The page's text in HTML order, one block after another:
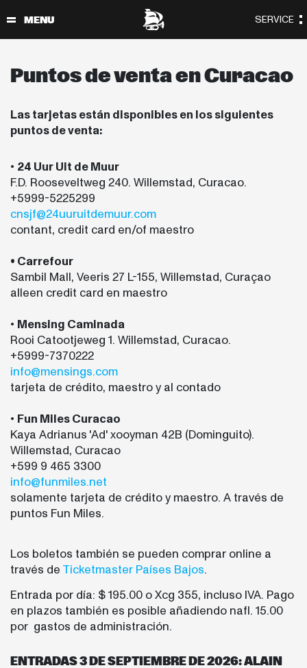
Puntos de venta en Curacao
Las tarjetas están disponibles en los siguientes
puntos de venta:
• 24 Uur Uit de Muur
F.D. Rooseveltweg 240. Willemstad, Curacao.
+5999-5225299
cnsjf@24uuruitdemuur.com
contant, credit card en/of maestro
• Carrefour
Sambil Mall, Veeris 27 L-155, Willemstad, Curaçao
alleen credit card en maestro
• Mensing Caminada
Rooi Catootjeweg 1. Willemstad, Curacao.
+5999-7370222
info@mensings.com
tarjeta de crédito, maestro y al contado
• Fun Miles Curacao
Kaya Adrianus 'Ad' xooyman 42B (Dominguito).
Willemstad, Curacao
+599 9 465 3300
info@funmiles.net
solamente tarjeta de crédito y maestro. A través de
puntos Fun Miles.
Los boletos también se pueden comprar online a
través de Ticketmaster Países Bajos.
Entrada por día: $ 195.00 o Xcg 355, incluso IVA. Pago
en plazos también es posible añadiendo nafl. 15.00
por gastos de administración.
ENTRADAS 3 DE SEPTIEMBRE DE 2026: ALAIN